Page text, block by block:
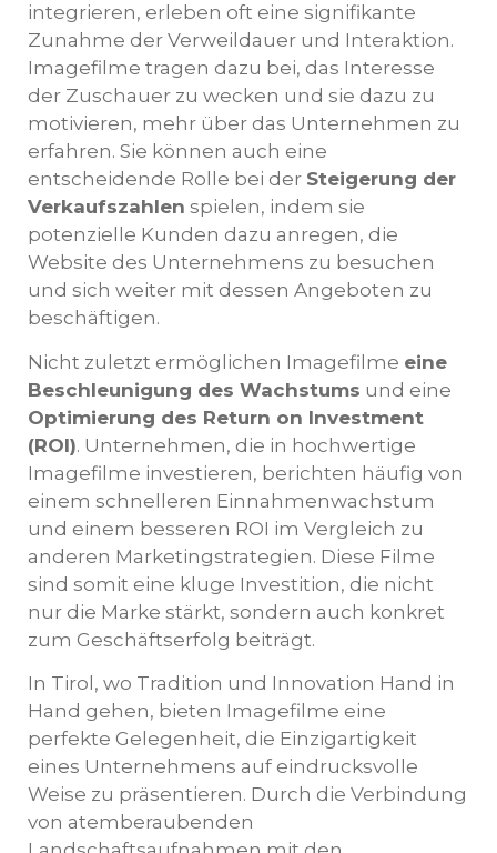
integrieren, erleben oft eine signifikante
Zunahme der Verweildauer und Interaktion.
Imagefilme tragen dazu bei, das Interesse
der Zuschauer zu wecken und sie dazu zu
motivieren, mehr über das Unternehmen zu
erfahren. Sie können auch eine
entscheidende Rolle bei der Steigerung der
Verkaufszahlen spielen, indem sie
potenzielle Kunden dazu anregen, die
Website des Unternehmens zu besuchen
und sich weiter mit dessen Angeboten zu
beschäftigen.
Nicht zuletzt ermöglichen Imagefilme eine
Beschleunigung des Wachstums und eine
Optimierung des Return on Investment
(ROI). Unternehmen, die in hochwertige
Imagefilme investieren, berichten häufig von
einem schnelleren Einnahmenwachstum
und einem besseren ROI im Vergleich zu
anderen Marketingstrategien. Diese Filme
sind somit eine kluge Investition, die nicht
nur die Marke stärkt, sondern auch konkret
zum Geschäftserfolg beiträgt.
In Tirol, wo Tradition und Innovation Hand in
Hand gehen, bieten Imagefilme eine
perfekte Gelegenheit, die Einzigartigkeit
eines Unternehmens auf eindrucksvolle
Weise zu präsentieren. Durch die Verbindung
von atemberaubenden